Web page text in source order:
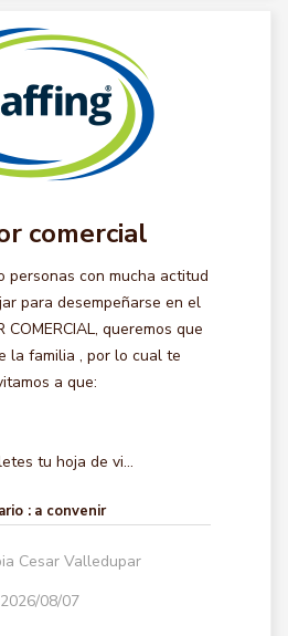
comercial
personas con mucha actitud
para desempeñarse en el
COMERCIAL, queremos que
la familia , por lo cual te
a que:
tu hoja de vi...
: a convenir
Cesar Valledupar
2026/08/07